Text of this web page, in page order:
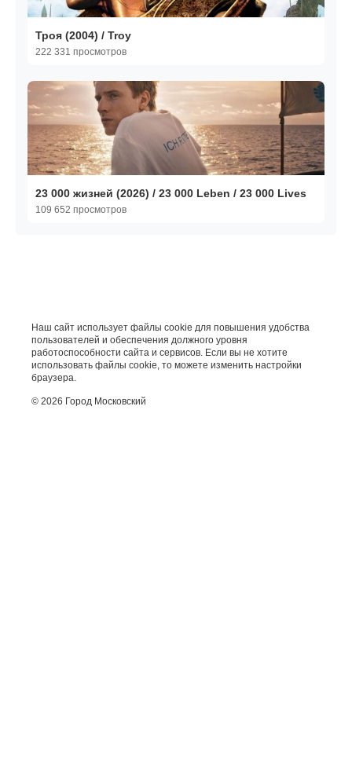
Троя (2004) / Troy
222 331 просмотров
23 000 жизней (2026) / 23 000 Leben / 23 000 Lives
109 652 просмотров
Наш сайт использует файлы cookie для повышения удобства
пользователей и обеспечения должного уровня
работоспособности сайта и сервисов. Если вы не хотите
использовать файлы cookie, то можете изменить настройки
браузера.
© 2026 Город Московский